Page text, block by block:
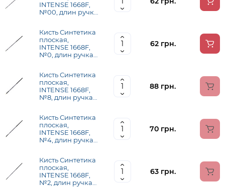
INTENSE 1668F,
№00, длин ручка
Кисть Синтетика
плоская,
INTENSE 1668F,
№0, длин ручка
62 грн.
Кисть Синтетика
плоская,
INTENSE 1668F,
№8, длин ручка
88 грн.
Кисть Синтетика
плоская,
INTENSE 1668F,
№4, длин ручка
70 грн.
Кисть Синтетика
плоская,
INTENSE 1668F,
№2, длин ручка
63 грн.